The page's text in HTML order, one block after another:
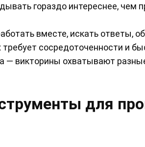
гораздо интереснее, чем
вместе, искать ответы,
сосредоточенности и
— викторины охватывают
для